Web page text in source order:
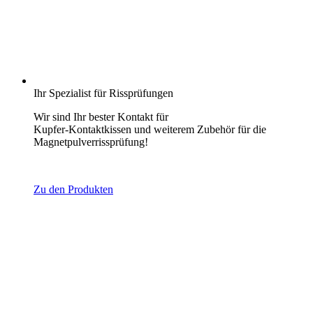
Ihr Spezialist für Rissprüfungen
Wir sind Ihr bester Kontakt für
Kupfer-Kontaktkissen und weiterem Zubehör für die
Magnetpulverrissprüfung!
Zu den Produkten